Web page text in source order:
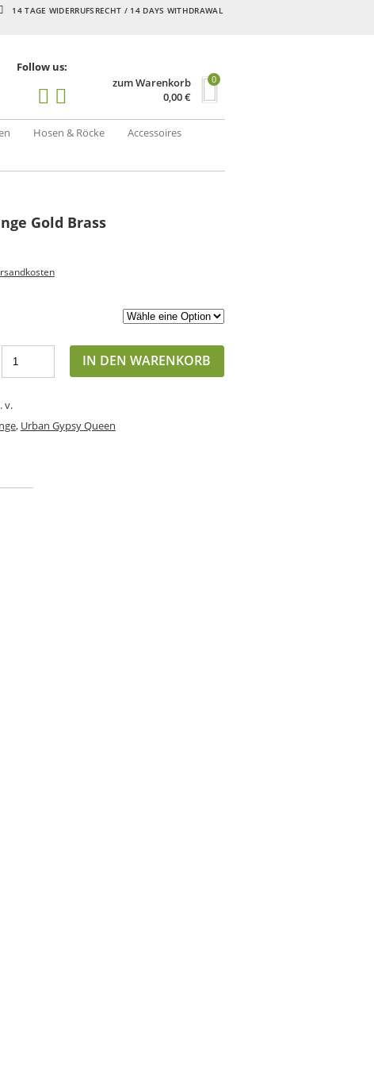
14 TAGE WIDERRUFSRECHT / 14 DAYS WITHDRAWAL
Follow us:
zum Warenkorb
0,00€
0
Hosen & Röcke
Accessoires
Gold Brass
IN DEN WARENKORB
v.
, Urban Gypsy Queen